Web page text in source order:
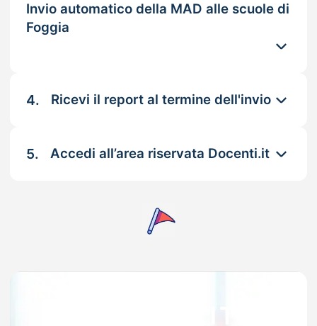
Invio automatico della MAD alle scuole di
Foggia
4. Ricevi il report al termine dell'invio
5. Accedi all’area riservata Docenti.it